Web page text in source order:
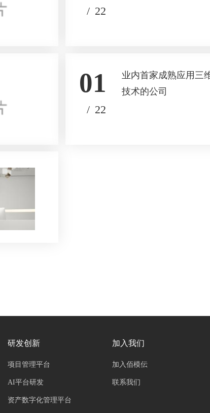
/ 22
01
/ 22
业内首家成熟应用三
技术的公司
研发创新
项目管理平台
AI平台研发
资产数字化管理平台
加入我们
加入佰模伝
联系我们